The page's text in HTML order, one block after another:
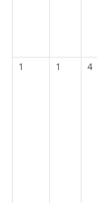
1 1
4